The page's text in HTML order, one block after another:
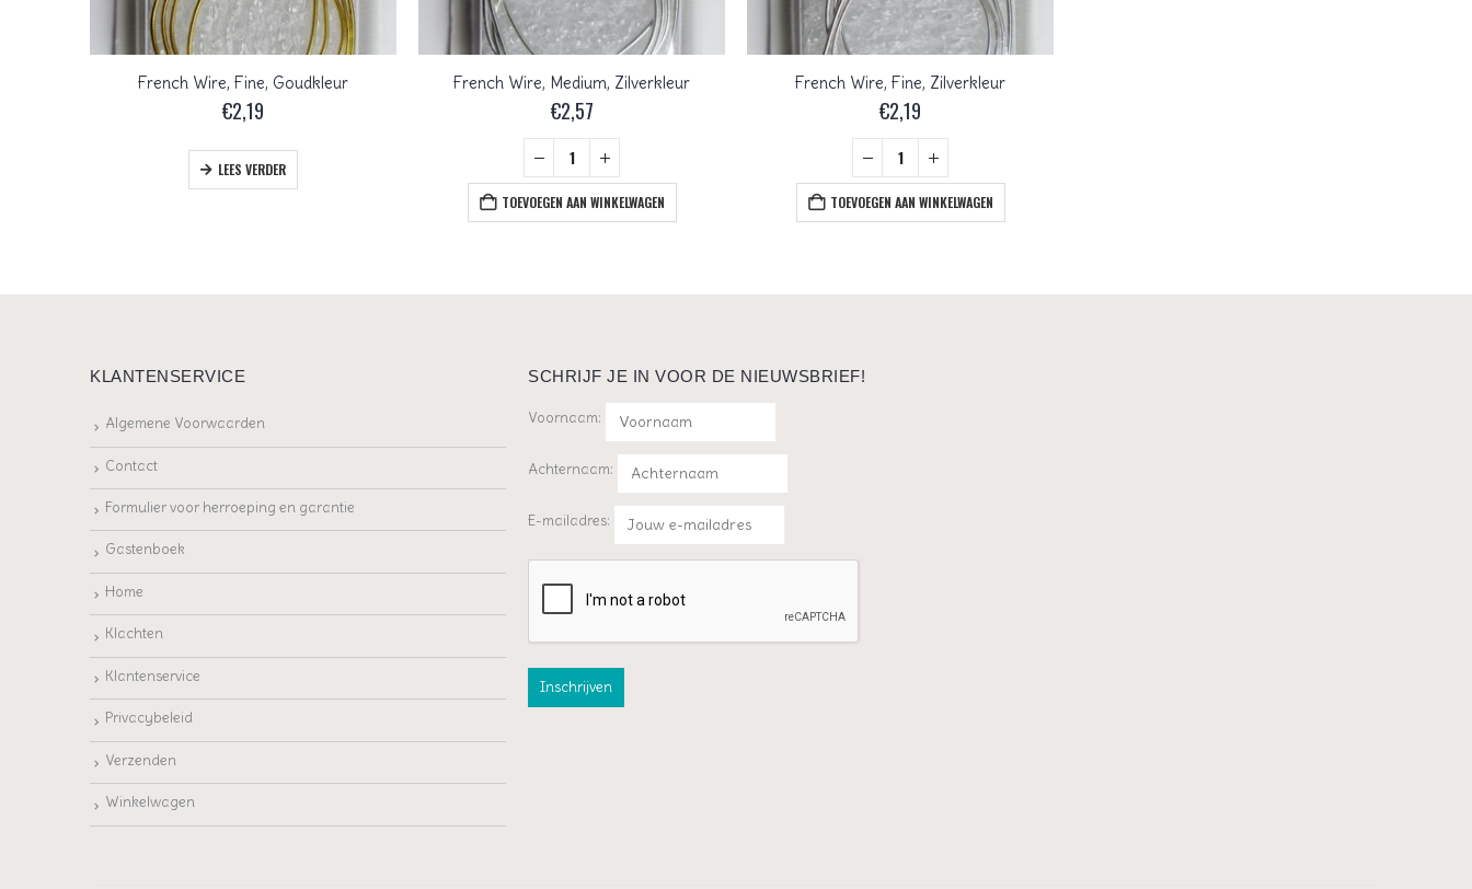
French Wire, Fine, Goudkleur
€2,19
LEES VERDER
French Wire, Medium, Zilverkleur
€2,57
TOEVOEGEN AAN WINKELWAGEN
French Wire, Fine, Zilverkleur
€2,19
TOEVOEGEN AAN WINKELWAGEN
KLANTENSERVICE
Algemene Voorwaarden
Contact
Formulier voor herroeping en garantie
Gastenboek
Home
Klachten
Klantenservice
Privacybeleid
Verzenden
Winkelwagen
SCHRIJF JE IN VOOR DE NIEUWSBRIEF!
Voornaam:
Achternaam:
E-mailadres: